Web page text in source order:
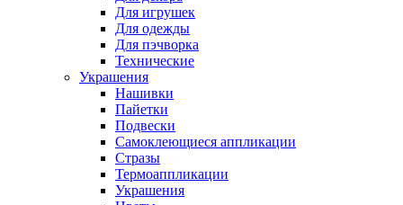
Для игрушек
Для одежды
Для пэчворка
Технические
Украшения
Нашивки
Пайетки
Подвески
Самоклеющиеся аппликации
Стразы
Термоаппликации
Украшения